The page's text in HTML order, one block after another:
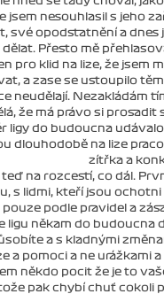
jsem nesouhlasil s jeho
své opodstatnění a dnes
dělat. Přesto mě
pro klid na lize, že jsem
a zase se ustoupilo
neudělají. Nezakládám
že má právo si prosadit
ligy do budoucna udávalo
dlouhodobě na lize
zítřka a
teď na rozcestí, co dál.
s lidmi, kteří jsou ochotni
podle pravidel a
ligu někam do budoucna
a s kladnými
a pomoci a ne urážkami
někdo pocit že je to
pak chybí chuť cokoli